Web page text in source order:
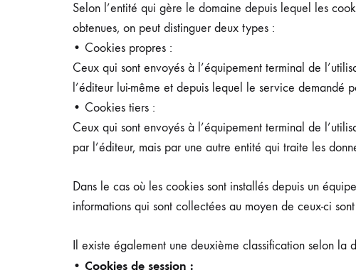
Selon l’entité qui gère le domaine depuis lequel les
obtenues, on peut distinguer deux types :
• Cookies propres :
Ceux qui sont envoyés à l’équipement terminal de
l’éditeur lui-même et depuis lequel le service demandé
• Cookies tiers :
Ceux qui sont envoyés à l’équipement terminal de
par l’éditeur, mais par une autre entité qui traite les
Dans le cas où les cookies sont installés depuis un
informations qui sont collectées au moyen de ceux-ci
Il existe également une deuxième classification selon
• Cookies de session :